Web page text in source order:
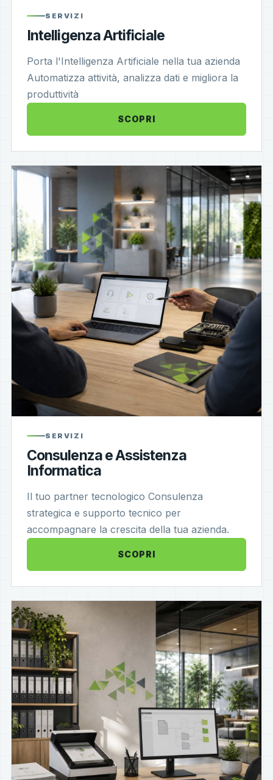
SERVIZI
Intelligenza Artificiale
Porta l'Intelligenza Artificiale nella tua azienda
Automatizza attività, analizza dati e migliora la
produttività
SCOPRI
SERVIZI
Consulenza e Assistenza
Informatica
Il tuo partner tecnologico Consulenza
strategica e supporto tecnico per
accompagnare la crescita della tua azienda.
SCOPRI